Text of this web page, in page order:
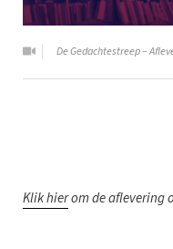
De Gedachtestreep –
Klik hierom de aflevering